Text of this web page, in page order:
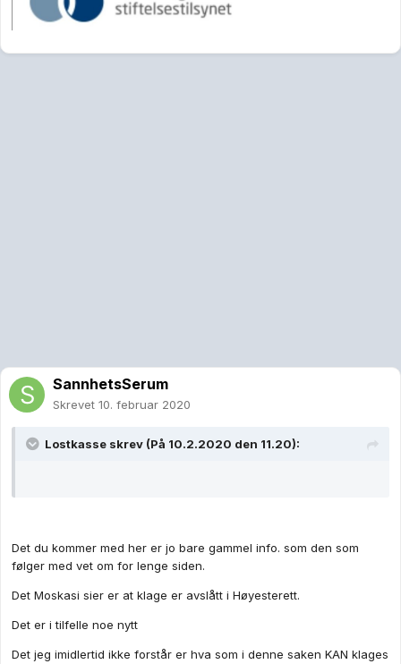
SannhetsSerum
Skrevet 10. februar 2020
Lostkasse skrev (På 10.2.2020 den 11.20):
Det du kommer med her er jo bare gammel info. som den som
følger med vet om for lenge siden.
Det Moskasi sier er at klage er avslått i Høyesterett.
Det er i tilfelle noe nytt
Det jeg imidlertid ikke forstår er hva som i denne saken KAN klages